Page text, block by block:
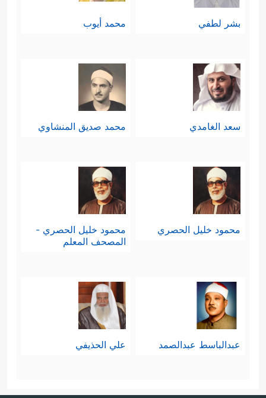
بشر لطفي محمد أيوب
سعد الغامدي محمد صديق المنشاوي
محمود خليل الحصري
محمود خليل الحصري -
المصحف المعلم
عبدالباسط عبدالصمد علي الحذيفي